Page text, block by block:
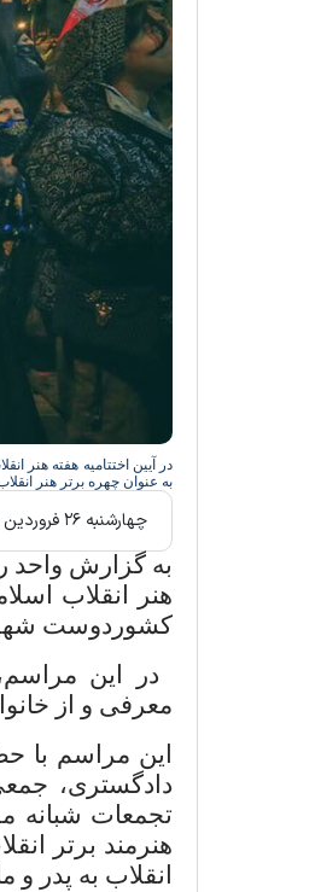
به عنوان چهره برتر هنر
چهارشنبه ۲۶ فروردين ۱۴۰۵ - ۲۰:۴۵
به گزارش واحد
هنر انقلاب
کشوردوست شهر
در این
معرفی و از
این مراسم با
دادگستری،
تجمعات شبانه
هنرمند برتر
انقلاب به پدر